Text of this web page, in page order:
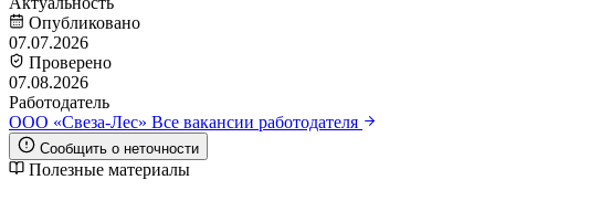
Опубликовано
07.07.2026
Проверено
07.08.2026
Работодатель
ООО «Свеза-Лес» Все вакансии работодателя
Сообщить о неточности
Полезные материалы